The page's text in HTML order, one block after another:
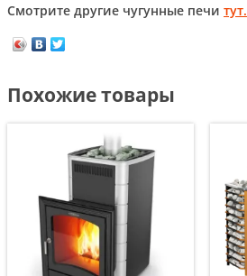
Смотрите другие чугунные печи тут.
Похожие товары